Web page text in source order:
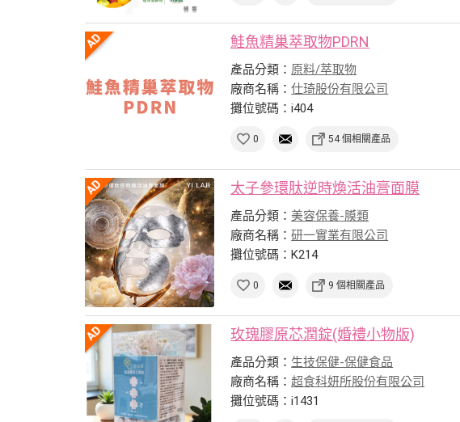
鮭魚精巢萃取物PDRN
產品分類： 原料/萃取物
廠商名稱：仕琦股份有限公司
攤位號碼：i404
0 54 個相關產品
太子參環肽逆時煥活油膏面膜
產品分類：美容保養-膜類
廠商名稱：研一實業有限公司
攤位號碼：K214
0 9 個相關產品
玫瑰膠原芯潤錠(婚禮小物版)
產品分類： 生技保健-保健食品
廠商名稱：超食科妍所股份有限公司
攤位號碼：i1431